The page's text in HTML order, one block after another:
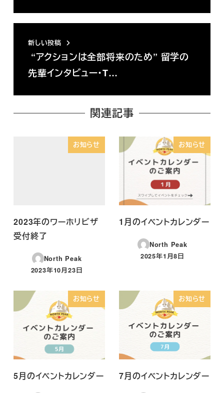
新しい投稿
“アクションは全部将来のため” 留学の
先輩インタビュー・T…
関連記事
お知らせ
2023年のワーホリビザ
受付終了
North Peak
投稿日
2023年10月23日
お知らせ
1月のイベントカレンダー
North Peak
投稿日
2025年1月8日
お知らせ
5月のイベントカレンダー
お知らせ
7月のイベントカレンダー